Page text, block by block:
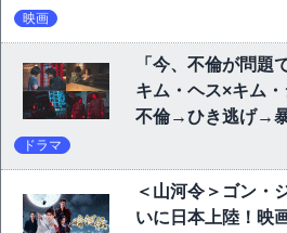
映画
「今、不倫が問題
キム・ヘス×キム
不倫→ひき逃げ→
ドラマ
＜山河令＞ゴン・
いに日本上陸！映